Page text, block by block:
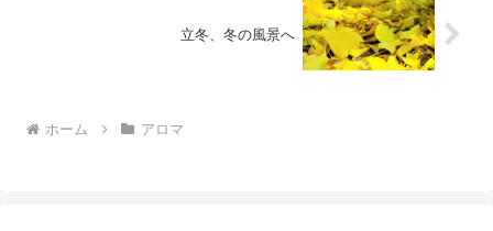
立冬、冬の風景へ
ホーム アロマ